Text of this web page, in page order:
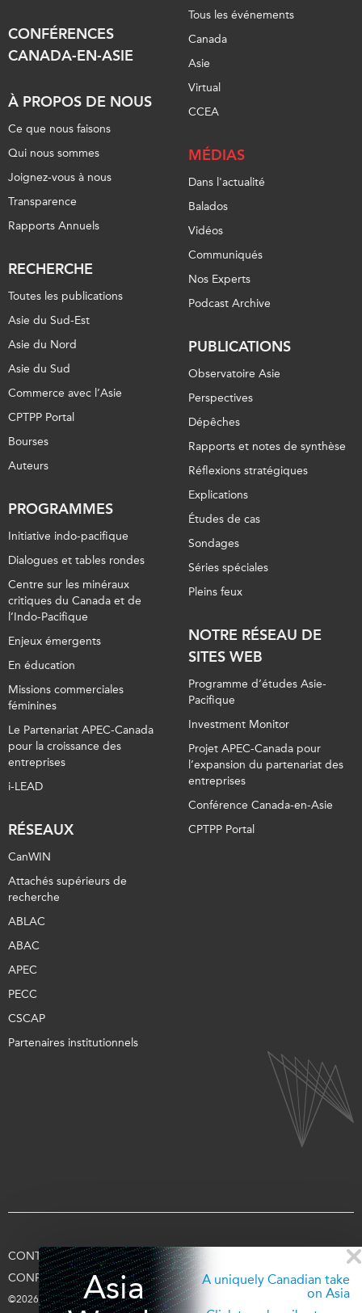
Asia
A uniquely Canadian take
on Asia
CONFÉRENCES
CANADA-EN-ASIE
À PROPOS DE NOUS
Ce que nous faisons
Qui nous sommes
Joignez-vous à nous
Transparence
Rapports Annuels
RECHERCHE
Toutes les publications
Asie du Sud-Est
Asie du Nord
Asie du Sud
Commerce avec l’Asie
CPTPP Portal
Bourses
Auteurs
PROGRAMMES
Initiative indo-pacifique
Dialogues et tables rondes
Centre sur les minéraux
critiques du Canada et de
l’Indo-Pacifique
Enjeux émergents
En éducation
Missions commerciales
féminines
Le Partenariat APEC-Canada
pour la croissance des
entreprises
i-LEAD
RÉSEAUX
CanWIN
Attachés supérieurs de
recherche
ABLAC
ABAC
APEC
PECC
CSCAP
Partenaires institutionnels
Tous les événements
Canada
Asie
Virtual
CCEA
MÉDIAS
Dans l'actualité
Balados
Vidéos
Communiqués
Nos Experts
Podcast Archive
PUBLICATIONS
Observatoire Asie
Perspectives
Dépêches
Rapports et notes de synthèse
Réflexions stratégiques
Explications
Études de cas
Sondages
Séries spéciales
Pleins feux
NOTRE RÉSEAU DE
SITES WEB
Programme d’études Asie-
Pacifique
Investment Monitor
Projet APEC-Canada pour
l’expansion du partenariat des
entreprises
Conférence Canada-en-Asie
CPTPP Portal
CONTACTEZ-NOUS
CONDITIONS D’UTILISATION
CONFIDENTIALITÉ
APPUYEZ-NOUS SE CONNECTER
©2026 Fondation Asie Pacifique du Canada